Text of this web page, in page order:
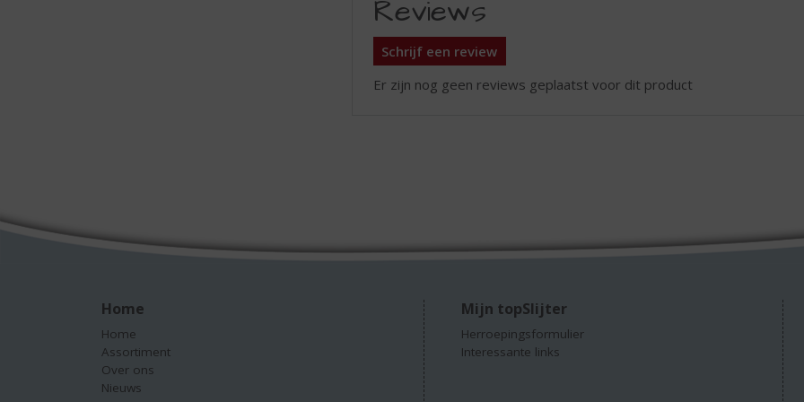
Reviews
Schrijf een review
Er zijn nog geen reviews geplaatst voor dit product
Home
Home
Assortiment
Over ons
Nieuws
Mijn topSlijter
Herroepingsformulier
Interessante links